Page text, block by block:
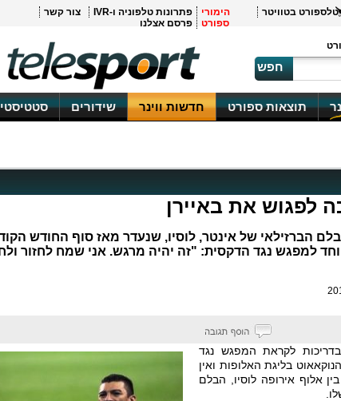
טלספורט בטוויטר
הימורי
ספורט
פתרונות טלפוניה ו-IVR
צור קשר
פרסם אצלנו
חפש
תוצאות ספורט חדשות ווינר שידורים
לפגוש את באיירן
הברזילאי של אינטר, לוסיו, שנעדר מאז סוף החודש
למפגש נגד הדקסית: "זה יהיה מרגש. אני שמח לחזור
בדריכות לקראת המפגש נגד
בליגת האלופות ואין
אלוף אירופה לוסיו, הבלם